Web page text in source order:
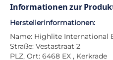
Informationen zur
Herstellerinformationen:
Name: Highlite International
Straße: Vestastraat 2
PLZ, Ort: 6468 EX , Kerkrade